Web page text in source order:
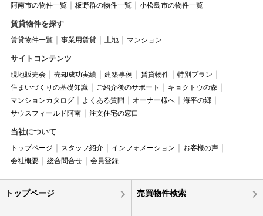
阿南市の物件一覧
板野群の物件一覧 小松島市の物件一覧
賃貸物件を探す
賃貸物件一覧 事業用賃貸 土地 マンション
サイトコンテンツ
現地販売会 売却成功実績 建築事例 賃貸物件
特別プラン
住まいづくりの基礎知識
ご紹介後のサポート
キョクトウの森
マンションカタログ
よくある質問 オーナー様へ
海平の郷
サウスフィールド阿南
注文住宅の窓口
当社について
トップページ スタッフ紹介 インフォメーション
お客様の声
会社概要
総合問合せ 会員登録
トップページ 売買物件検索